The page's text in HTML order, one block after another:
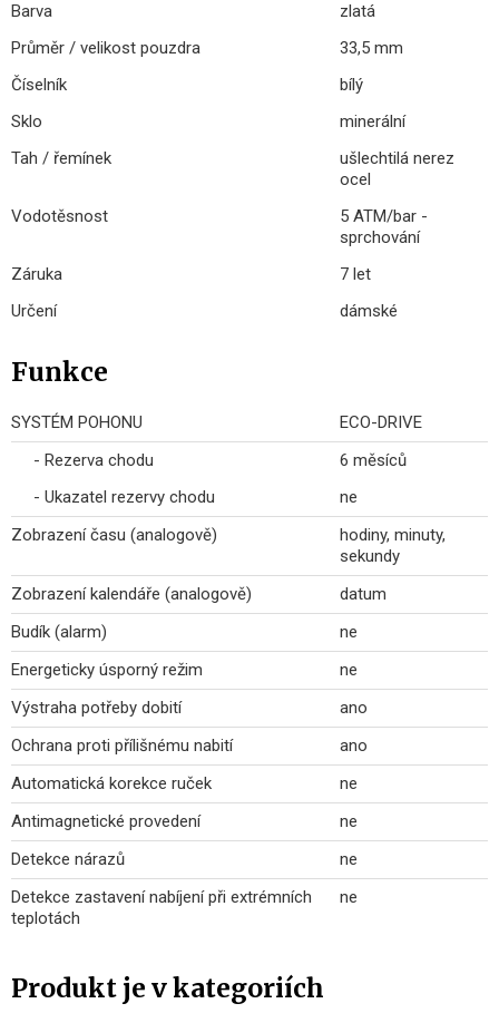
Barva
zlatá
Průměr / velikost pouzdra
33,5 mm
Číselník
bílý
Sklo
minerální
Tah / řemínek
ušlechtilá nerez
ocel
Vodotěsnost
5 ATM/bar -
sprchování
Záruka
7 let
Určení
dámské
Funkce
SYSTÉM POHONU
ECO-DRIVE
- Rezerva chodu
6 měsíců
- Ukazatel rezervy chodu
ne
Zobrazení času (analogově)
hodiny, minuty,
sekundy
Zobrazení kalendáře (analogově)
datum
Budík (alarm)
ne
Energeticky úsporný režim
ne
Výstraha potřeby dobití
ano
Ochrana proti přílišnému nabití
ano
Automatická korekce ruček
ne
Antimagnetické provedení
ne
Detekce nárazů
ne
Detekce zastavení nabíjení při extrémních
teplotách
ne
Produkt je v kategoriích